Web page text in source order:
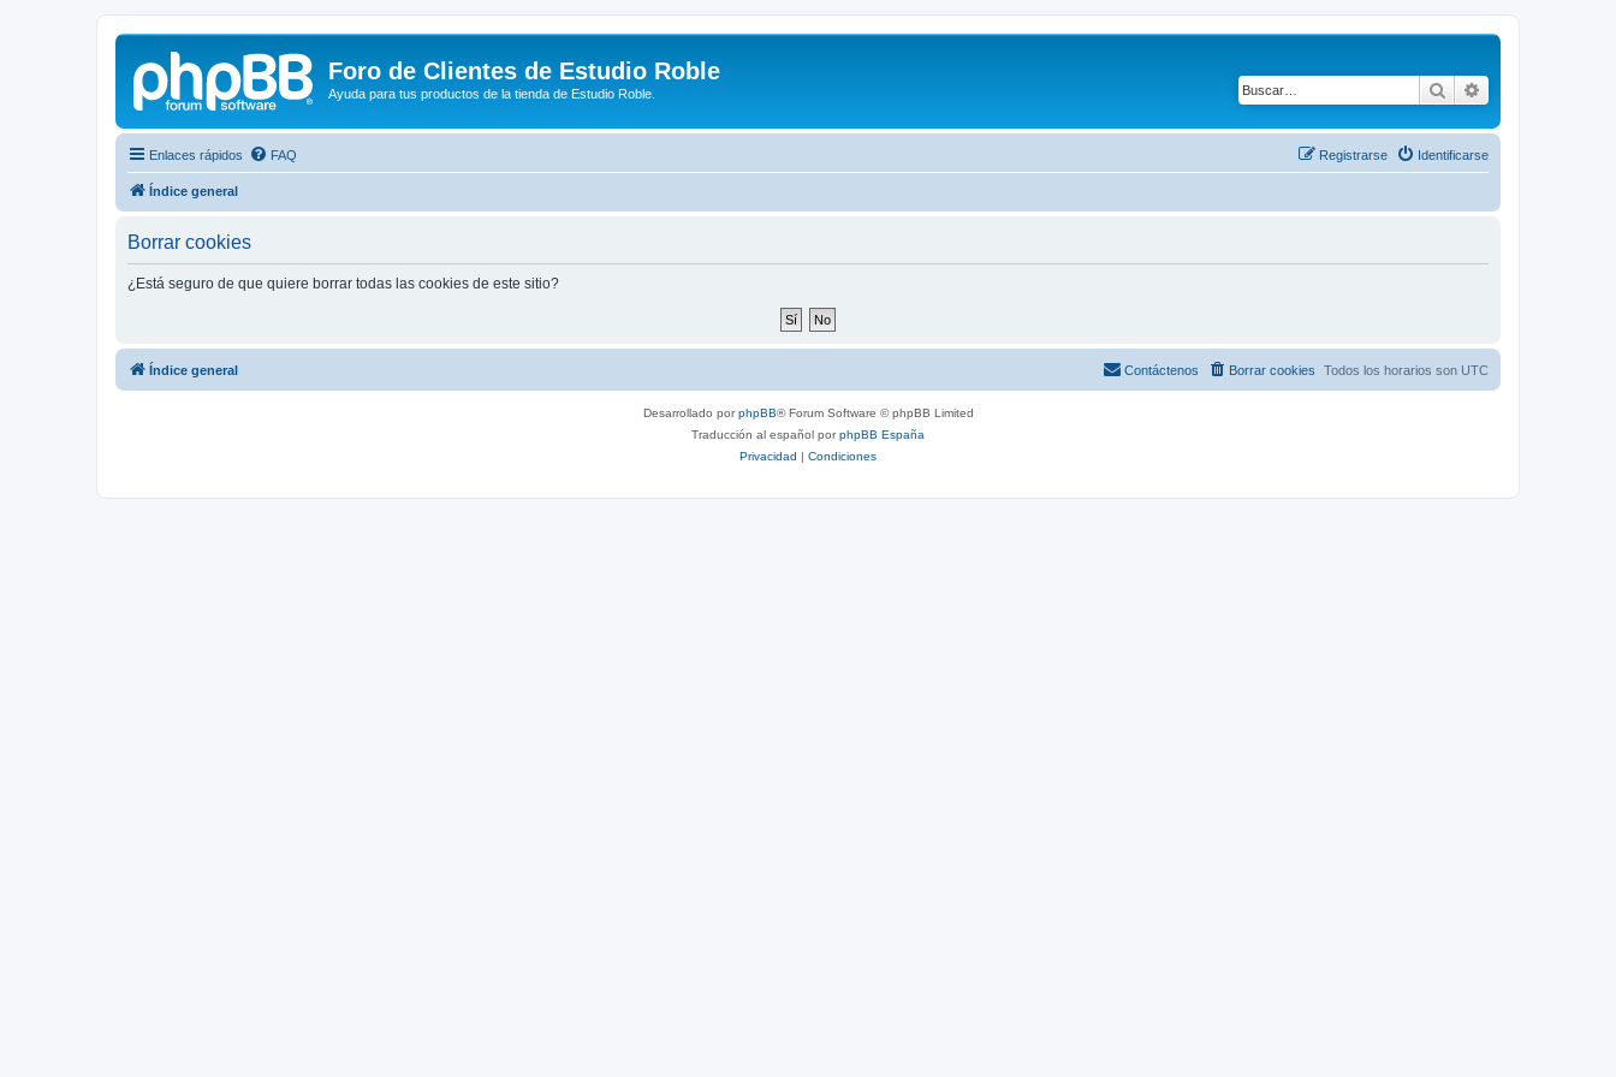
Foro de Clientes de Estudio Roble
Ayuda para tus productos de la tienda de Estudio Roble. Buscar
Enlaces rápidos FAQ Identificarse
Registrarse
Índice general
Borrar cookies
¿Está seguro de que quiere borrar todas las cookies de este sitio?
Índice general Todos los horarios son UTC
Borrar cookies
Contáctenos
Desarrollado porphpBB® Forum Software © phpBB Limited
Traducción al español porphpBB España
Privacidad | Condiciones